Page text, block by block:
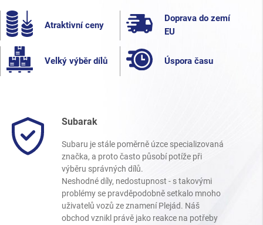
Atraktivní ceny
Doprava do zemí
EU
Velký výběr dílů Úspora času
Subarak
Subaru je stále poměrně úzce specializovaná
značka, a proto často působí potíže při
výběru správných dílů.
Neshodné díly, nedostupnost - s takovými
problémy se pravděpodobně setkalo mnoho
uživatelů vozů ze znamení Plejád. Náš
obchod vznikl právě jako reakce na potřeby